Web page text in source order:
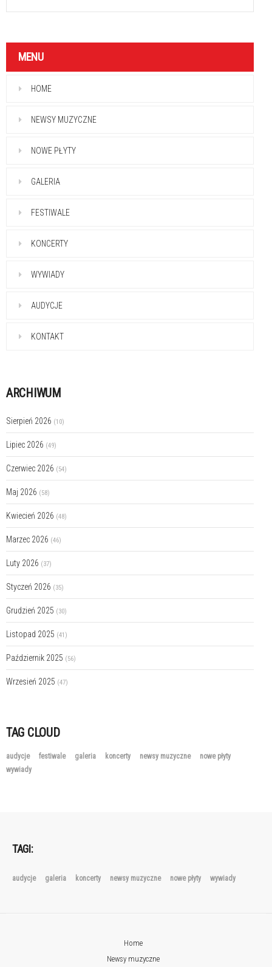
MENU
HOME
NEWSY MUZYCZNE
NOWE PŁYTY
GALERIA
FESTIWALE
KONCERTY
WYWIADY
AUDYCJE
KONTAKT
ARCHIWUM
Sierpień 2026 (10)
Lipiec 2026 (49)
Czerwiec 2026 (54)
Maj 2026 (58)
Kwiecień 2026 (48)
Marzec 2026 (46)
Luty 2026 (37)
Styczeń 2026 (35)
Grudzień 2025 (30)
Listopad 2025 (41)
Październik 2025 (56)
Wrzesień 2025 (47)
TAG CLOUD
audycje festiwale galeria koncerty newsy muzyczne
nowe płyty
wywiady
TAGI:
audycje galeria koncerty newsy muzyczne nowe płyty wywiady
Home
Newsy muzyczne